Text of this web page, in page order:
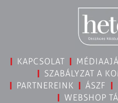
KAPCSOLAT
SZABÁLYZAT A
PARTNEREINK
ÁSZF
WEBSHOP